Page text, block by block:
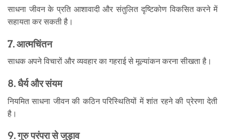
साधना जीवन के प्रति आशावादी और संतुलित दृष्टिकोण विकसित करने में
सहायता कर सकती है।
7. आत्मचिंतन
साधक अपने विचारों और व्यवहार का गहराई से मूल्यांकन करना सीखता है।
8. धैर्य और संयम
नियमित साधना जीवन की कठिन परिस्थितियों में शांत रहने की प्रेरणा देती
है।
9. गुरु परंपरा से जुड़ाव